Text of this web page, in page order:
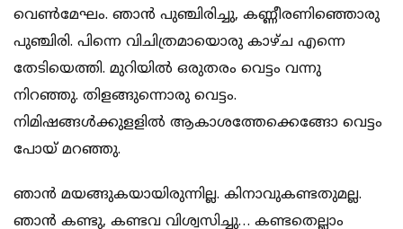
വെണ്‍മേഘം. ഞാന്‍ പുഞ്ചിരിച്ചു, കണ്ണീരണിഞ്ഞൊരു
പുഞ്ചിരി. പിന്നെ വിചിത്രമായൊരു കാഴ്ച എന്നെ
തേടിയെത്തി. മുറിയില്‍ ഒരുതരം വെട്ടം വന്നു
നിറഞ്ഞു. തിളങ്ങുന്നൊരു വെട്ടം.
നിമിഷങ്ങള്‍ക്കുളളില്‍ ആകാശത്തേക്കെങ്ങോ വെട്ടം
പോയ് മറഞ്ഞു.
ഞാന്‍ മയങ്ങുകയായിരുന്നില്ല. കിനാവുകണ്ടതുമല്ല.
ഞാന്‍ കണ്ടു, കണ്ടവ വിശ്വസിച്ചു… കണ്ടതെല്ലാം